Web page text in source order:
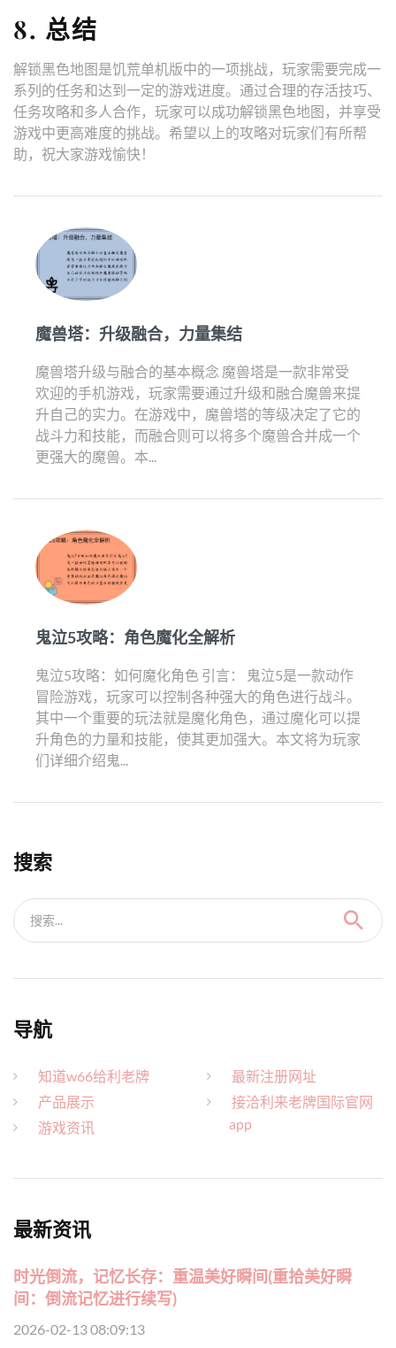
8. 总结
解锁黑色地图是饥荒单机版中的一项挑战，玩家需要完成一
系列的任务和达到一定的游戏进度。通过合理的存活技巧、
任务攻略和多人合作，玩家可以成功解锁黑色地图，并享受
游戏中更高难度的挑战。希望以上的攻略对玩家们有所帮
助，祝大家游戏愉快！
魔兽塔：升级融合，力量集结
魔兽塔升级与融合的基本概念 魔兽塔是一款非常受
欢迎的手机游戏，玩家需要通过升级和融合魔兽来提
升自己的实力。在游戏中，魔兽塔的等级决定了它的
战斗力和技能，而融合则可以将多个魔兽合并成一个
更强大的魔兽。本...
鬼泣5攻略：角色魔化全解析
鬼泣5攻略：如何魔化角色 引言： 鬼泣5是一款动作
冒险游戏，玩家可以控制各种强大的角色进行战斗。
其中一个重要的玩法就是魔化角色，通过魔化可以提
升角色的力量和技能，使其更加强大。本文将为玩家
们详细介绍鬼...
搜索
搜索...
导航
知道w66给利老牌
产品展示
游戏资讯
最新注册网址
接洽利来老牌国际官网
app
最新资讯
时光倒流，记忆长存：重温美好瞬间(重拾美好瞬
间：倒流记忆进行续写)
2026-02-13 08:09:13